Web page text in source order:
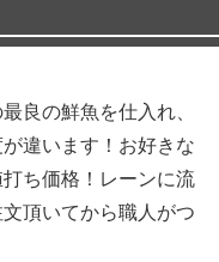
良の鮮魚を仕入れ、
違います！お好きな
ち価格！レーンに流
頂いてから職人がつ